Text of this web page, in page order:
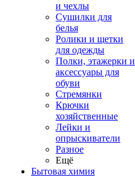
и чехлы
Сушилки для
белья
Ролики и щетки
для одежды
Полки, этажерки и
аксессуары для
обуви
Стремянки
Крючки
хозяйственные
Лейки и
опрыскиватели
Разное
Ещё
Бытовая химия